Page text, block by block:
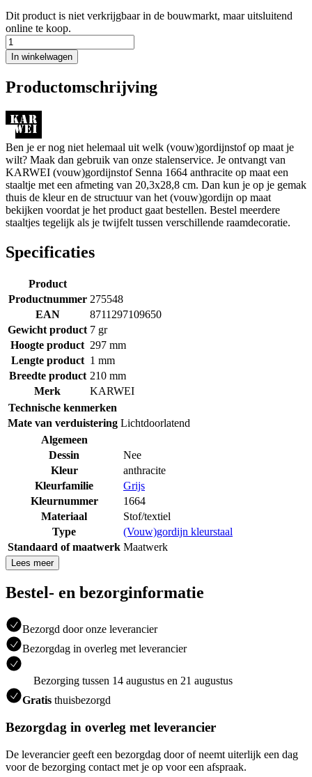
Dit product is niet verkrijgbaar in de bouwmarkt, maar uitsluitend
online te koop.
In winkelwagen
Productomschrijving
Ben je er nog niet helemaal uit welk (vouw)gordijnstof op maat je
wilt? Maak dan gebruik van onze stalenservice. Je ontvangt van
KARWEI (vouw)gordijnstof Senna 1664 anthracite op maat een
staaltje met een afmeting van 20,3x28,8 cm. Dan kun je op je gemak
thuis de kleur en de structuur van het (vouw)gordijn op maat
bekijken voordat je het product gaat bestellen. Bestel meerdere
staaltjes tegelijk als je twijfelt tussen verschillende raamdecoratie.
Specificaties
Product
Productnummer 275548
EAN
8711297109650
Gewicht product 7 gr
Hoogte product 297 mm
Lengte product 1 mm
Breedte product 210 mm
Merk
KARWEI
Technische kenmerken
Mate van verduistering Lichtdoorlatend
Algemeen
Dessin
Nee
Kleur
anthracite
Kleurfamilie
Grijs
Kleurnummer
1664
Materiaal
Stof/textiel
Type
(Vouw)gordijn kleurstaal
Standaard of maatwerk Maatwerk
Lees meer
Bestel- en bezorginformatie
Bezorgd door onze leverancier
Bezorgdag in overleg met leverancier
Bezorging tussen 14 augustus en 21 augustus
Gratis thuisbezorgd
Bezorgdag in overleg met leverancier
De leverancier geeft een bezorgdag door of neemt uiterlijk een dag
voor de bezorging contact met je op voor een afspraak.